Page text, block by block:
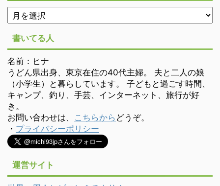
書いてる人
名前：ヒナ
うどん県出身、東京在住の40代主婦。 夫と二人の娘
（小学生）と暮らしています。 子どもと過ごす時間、
キャンプ、釣り、手芸、インターネット、旅行が好
き。
お問い合わせは、 こちらから どうぞ。
・ プライバシーポリシー
運営サイト